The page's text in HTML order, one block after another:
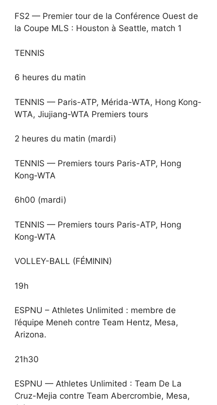
FS2 — Premier tour de la Conférence Ouest de
la Coupe MLS : Houston à Seattle, match 1
TENNIS
6 heures du matin
TENNIS — Paris-ATP, Mérida-WTA, Hong Kong-
WTA, Jiujiang-WTA Premiers tours
2 heures du matin (mardi)
TENNIS — Premiers tours Paris-ATP, Hong
Kong-WTA
6h00 (mardi)
TENNIS — Premiers tours Paris-ATP, Hong
Kong-WTA
VOLLEY-BALL (FÉMININ)
19h
ESPNU – Athletes Unlimited : membre de
l’équipe Meneh contre Team Hentz, Mesa,
Arizona.
21h30
ESPNU — Athletes Unlimited : Team De La
Cruz-Mejia contre Team Abercrombie, Mesa,